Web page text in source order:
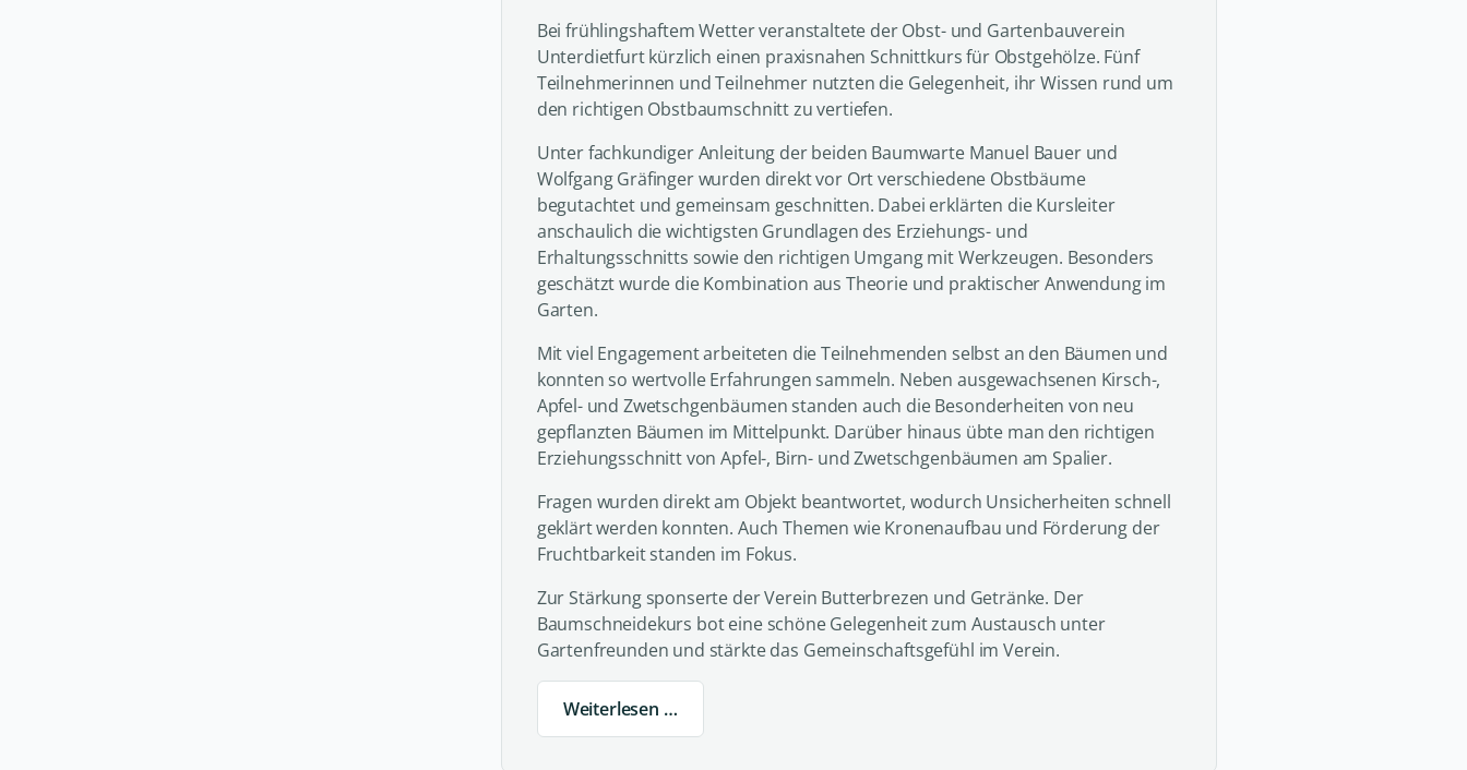
Bei frühlingshaftem Wetter veranstaltete der Obst- und Gartenbauverein
Unterdietfurt kürzlich einen praxisnahen Schnittkurs für Obstgehölze. Fünf
Teilnehmerinnen und Teilnehmer nutzten die Gelegenheit, ihr Wissen rund um
den richtigen Obstbaumschnitt zu vertiefen.
Unter fachkundiger Anleitung der beiden Baumwarte Manuel Bauer und
Wolfgang Gräfinger wurden direkt vor Ort verschiedene Obstbäume
begutachtet und gemeinsam geschnitten. Dabei erklärten die Kursleiter
anschaulich die wichtigsten Grundlagen des Erziehungs- und
Erhaltungsschnitts sowie den richtigen Umgang mit Werkzeugen. Besonders
geschätzt wurde die Kombination aus Theorie und praktischer Anwendung im
Garten.
Mit viel Engagement arbeiteten die Teilnehmenden selbst an den Bäumen und
konnten so wertvolle Erfahrungen sammeln. Neben ausgewachsenen Kirsch-,
Apfel- und Zwetschgenbäumen standen auch die Besonderheiten von neu
gepflanzten Bäumen im Mittelpunkt. Darüber hinaus übte man den richtigen
Erziehungsschnitt von Apfel-, Birn- und Zwetschgenbäumen am Spalier.
Fragen wurden direkt am Objekt beantwortet, wodurch Unsicherheiten schnell
geklärt werden konnten. Auch Themen wie Kronenaufbau und Förderung der
Fruchtbarkeit standen im Fokus.
Zur Stärkung sponserte der Verein Butterbrezen und Getränke. Der
Baumschneidekurs bot eine schöne Gelegenheit zum Austausch unter
Gartenfreunden und stärkte das Gemeinschaftsgefühl im Verein.
Weiterlesen …